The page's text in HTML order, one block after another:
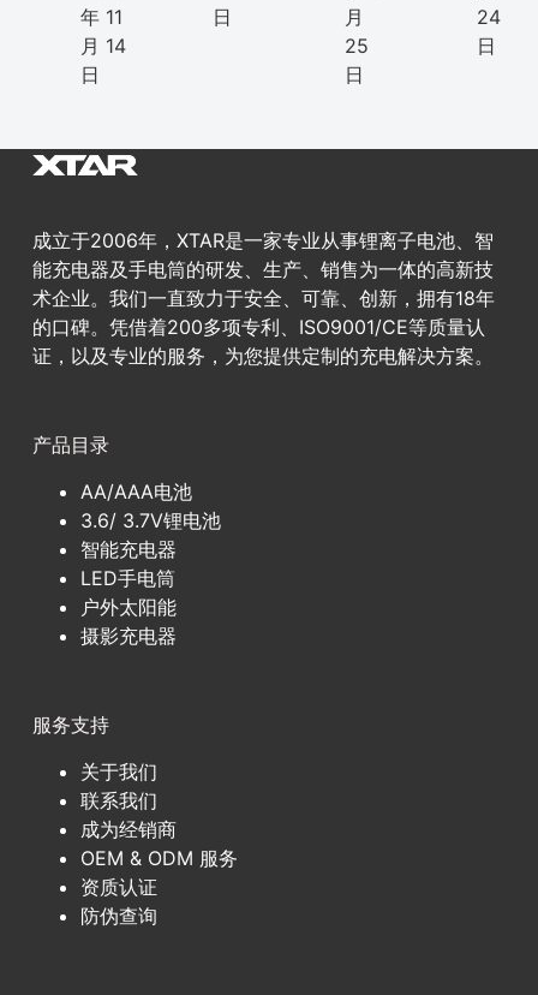
年 11
月 14
日
日
月
25
日
24
日
成立于2006年，XTAR是一家专业从事锂离子电池、智
能充电器及手电筒的研发、生产、销售为一体的高新技
术企业。我们一直致力于安全、可靠、创新，拥有18年
的口碑。凭借着200多项专利、ISO9001/CE等质量认
证，以及专业的服务，为您提供定制的充电解决方案。
产品目录
AA/AAA电池
3.6/ 3.7V锂电池
智能充电器
LED手电筒
户外太阳能
摄影充电器
服务支持
关于我们
联系我们
成为经销商
OEM & ODM 服务
资质认证
防伪查询